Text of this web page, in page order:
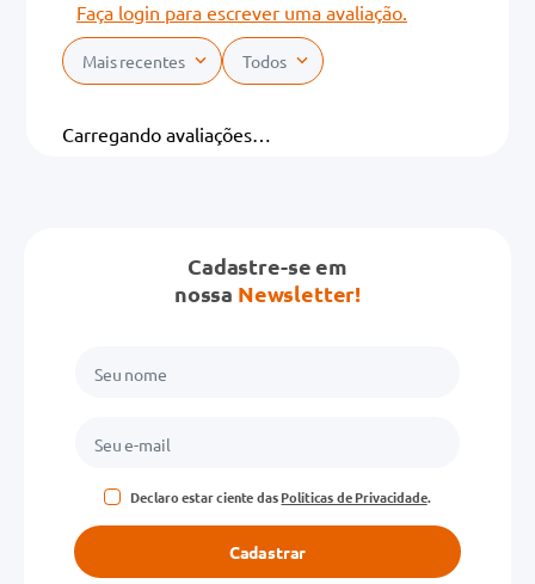
Faça login para escrever uma avaliação.
Mais recentes Todos
Carregando avaliações…
Cadastre-se em
nossa Newsletter!
Declaro estar ciente dasPolíticas de Privacidade.
Cadastrar